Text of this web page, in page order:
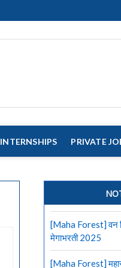
INTERNSHIPS PRIVATE
[Maha Forest] वन
मेगाभरती 2025
[Maha Forest]